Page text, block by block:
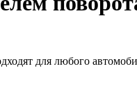
для любого